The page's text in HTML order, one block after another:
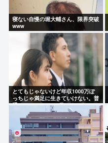
寝ない自慢の堀大輔さん、限界突破
www
とてもじゃないけど年収1000万ぽ
っちじゃ満足に生きていけない。普
通のマンションで2億。オワタ